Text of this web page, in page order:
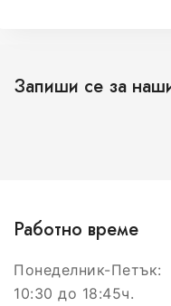
Запиши се за
Работно време
Понеделник-Петък:
10:30 до 18:45ч.